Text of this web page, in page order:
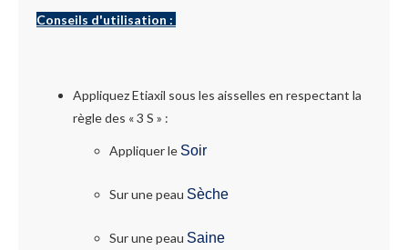
Conseils d'utilisation :
Appliquez Etiaxil sous les aisselles en respectant la
règle des « 3 S » :
Appliquer le Soir
Sur une peau Sèche
Sur une peau Saine